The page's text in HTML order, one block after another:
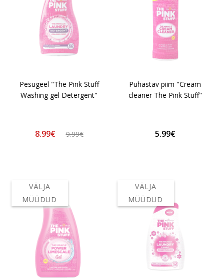
Pesugeel "The Pink Stuff
Washing gel Detergent"
8.99€ 9.99€
Puhastav piim "Cream
cleaner The Pink Stuff"
5.99€
VÄLJA
MÜÜDUD
VÄLJA
MÜÜDUD